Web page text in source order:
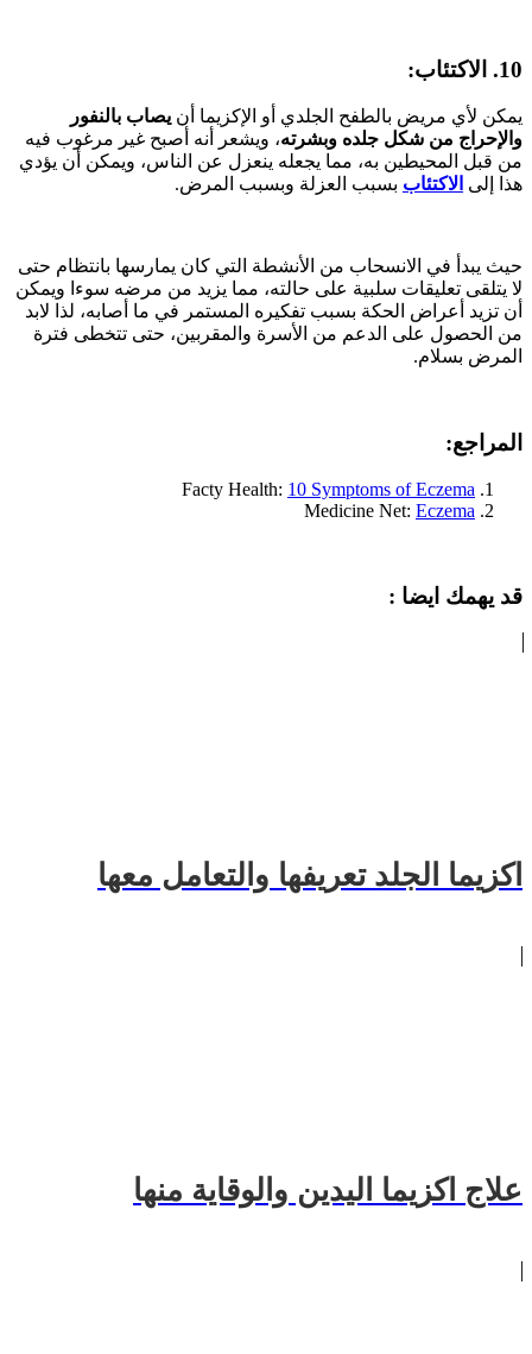
10. الاكتئاب:
يمكن لأي مريض بالطفح الجلدي أو الإكزيما أن يصاب بالنفور
والإحراج من شكل جلده وبشرته، ويشعر أنه أصبح غير مرغوب فيه
من قبل المحيطين به، مما يجعله ينعزل عن الناس، ويمكن أن يؤدي
هذا إلى الاكتئاب بسبب العزلة وبسبب المرض.
حيث يبدأ في الانسحاب من الأنشطة التي كان يمارسها بانتظام حتى
لا يتلقى تعليقات سلبية على حالته، مما يزيد من مرضه سوءا ويمكن
أن تزيد أعراض الحكة بسبب تفكيره المستمر في ما أصابه، لذا لابد
من الحصول على الدعم من الأسرة والمقربين، حتى تتخطى فترة
المرض بسلام.
المراجع:
Facty Health: 10 Symptoms of Eczema
Medicine Net: Eczema
قد يهمك ايضا :
اكزيما الجلد تعريفها والتعامل معها
علاج اكزيما اليدين والوقاية منها